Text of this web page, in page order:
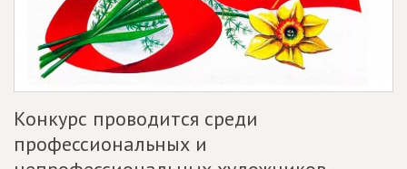
Конкурс проводится среди
профессиональных и